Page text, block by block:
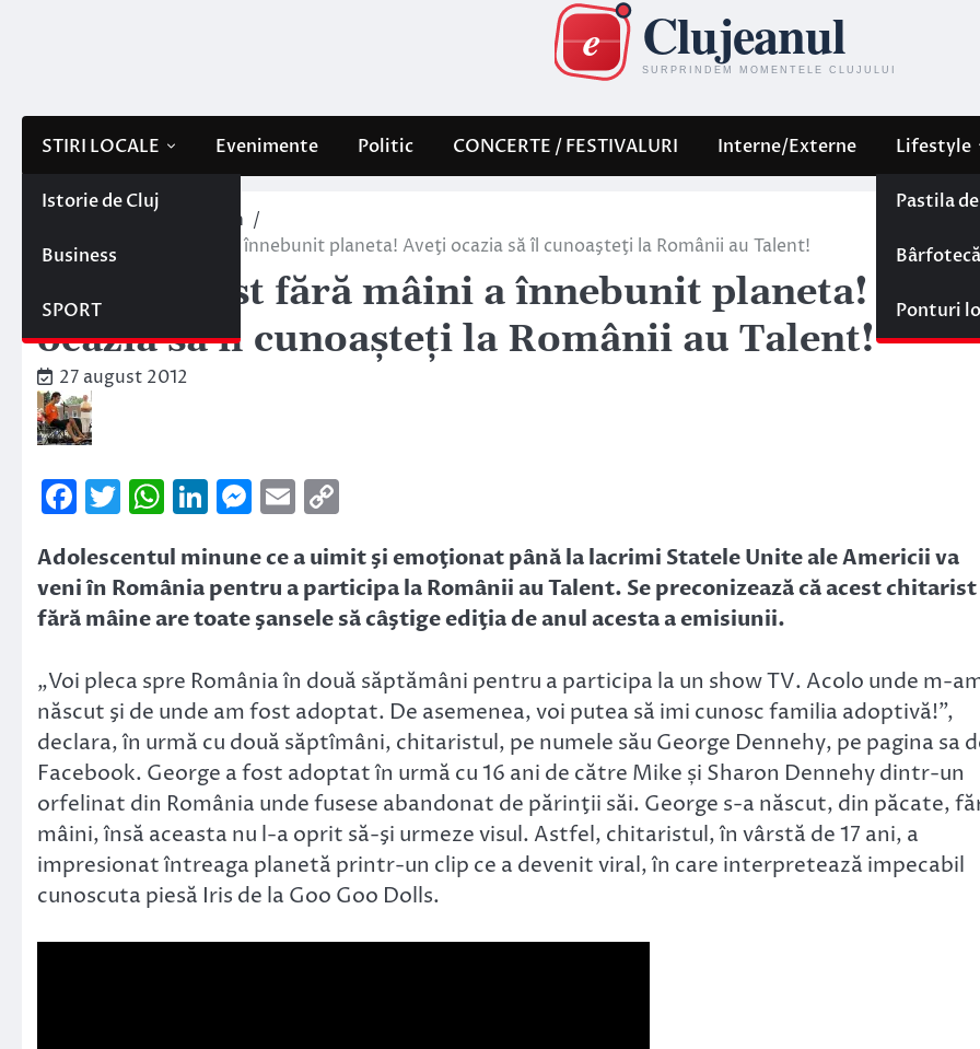
STIRI LOCALE
Istorie de Cluj
Business
SPORT
Evenimente Politic CONCERTE / FESTIVALURI Interne/Externe Lifestyle
Pastila
Bârfotecă
Ponturi
Sportul clujean
Un chitarist fără mâini a înnebunit planeta! Aveţi ocazia să îl cunoaşteţi la Românii au Talent!
Un chitarist fără mâini a înnebunit planeta! Aveţi
ocazia să îl cunoaşteţi la Românii au Talent!
27 august 2012
Facebook
Twitter
WhatsApp
LinkedIn
Messenger
Email
Adolescentul minune ce a uimit şi emoţionat până la lacrimi Statele Unite ale Americii va
veni în România pentru a participa la Românii au Talent. Se preconizează că acest chitarist
fără mâine are toate şansele să câştige ediţia de anul acesta a emisiunii.
„Voi pleca spre România în două săptămâni pentru a participa la un show TV. Acolo unde m-
născut şi de unde am fost adoptat. De asemenea, voi putea să imi cunosc familia adoptivă!”,
declara, în urmă cu două săptîmâni, chitaristul, pe numele său George Dennehy, pe pagina sa
Facebook. George a fost adoptat în urmă cu 16 ani de către Mike și Sharon Dennehy dintr-un
orfelinat din România unde fusese abandonat de părinţii săi. George s-a născut, din păcate,
mâini, însă aceasta nu l-a oprit să-şi urmeze visul. Astfel, chitaristul, în vârstă de 17 ani, a
impresionat întreaga planetă printr-un clip ce a devenit viral, în care interpretează impecabil
cunoscuta piesă Iris de la Goo Goo Dolls.